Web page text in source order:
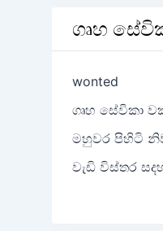
ගෘහ
wonted
ගෘහ සේවිකා
මහුවර පිහිටි
වැඩි විස්තර